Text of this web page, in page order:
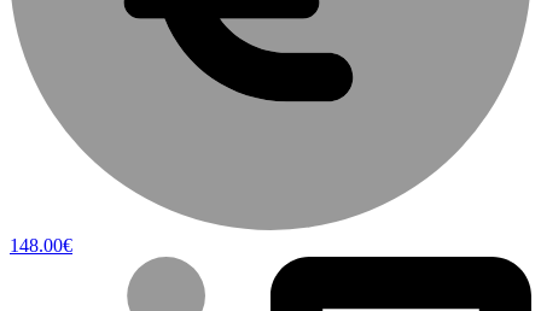
148.00€